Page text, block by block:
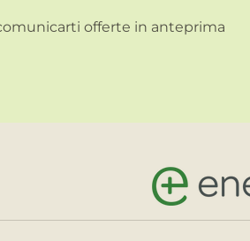
offerte in anteprima